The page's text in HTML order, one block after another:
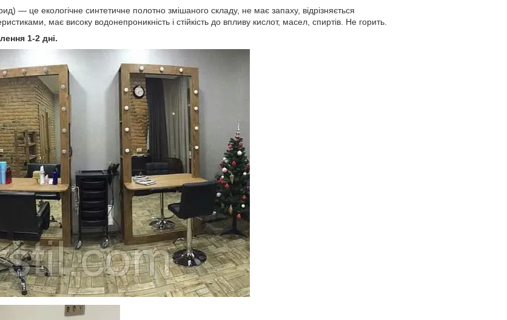
— це екологічне синтетичне полотно змішаного складу, не має запаху, відрізняється
має високу водонепроникність і стійкість до впливу кислот, масел, спиртів. Не горить.
1-2 дні.